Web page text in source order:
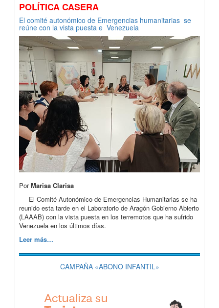
POLÍTICA CASERA
El comité autonómico de Emergencias humanitarias se
reúne con la vista puesta e Venezuela
PorMarisa Clarisa
El Comité Autonómico de Emergencias Humanitarias se ha
reunido esta tarde en el Laboratorio de Aragón Gobierno Abierto
(LAAAB) con la vista puesta en los terremotos que ha sufrido
Venezuela en los últimos días.
Leer más…
CAMPAÑA «ABONO INFANTIL»